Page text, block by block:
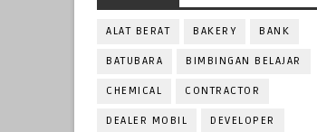
ALAT BERAT BAKERY BANK
BATUBARA BIMBINGAN BELAJAR
CHEMICAL CONTRACTOR
DEALER MOBIL DEVELOPER